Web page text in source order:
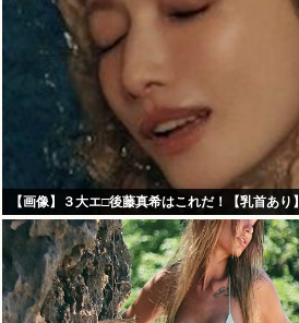
【画像】３大エ□後藤真希はこれだ！【乳首あり】